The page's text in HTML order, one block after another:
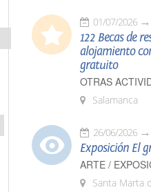
01/07/2026
122 Becas de
alojamiento
gratuito
OTRAS
Salamanca
26/06/2026
Exposición El
ARTE /
Santa Marta